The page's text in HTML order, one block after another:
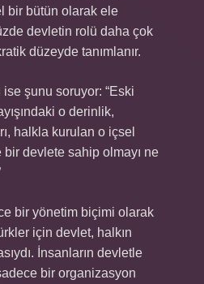
bir bütün olarak ele
devletin rolü daha çok
düzeyde tanımlanır.
ise şunu soruyor: “Eski
o derinlik,
halkla kurulan o içsel
devlete sahip olmayı ne
bir yönetim biçimi olarak
için devlet, halkın
İnsanların devletle
bir organizasyon